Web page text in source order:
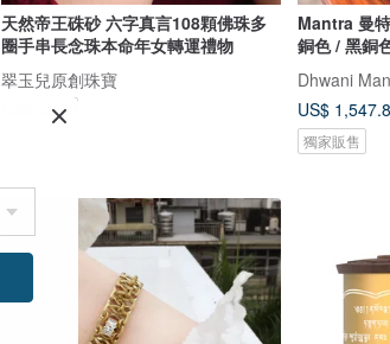
天然帝王硃砂 六字真言108顆佛珠多
圈手串長念珠本命年女轉運禮物
翠玉兒原創珠寶
US$ 48.31
Mantra 曼
銅色 / 黑銅
Dhwani
US$
獨家販售